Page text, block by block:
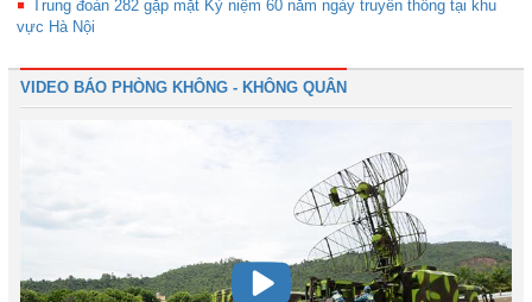
Trung đoàn 282 gặp mặt Kỷ niệm 60 năm ngày truyền thống tại khu
vực Hà Nội
VIDEO BÁO PHÒNG KHÔNG - KHÔNG QUÂN